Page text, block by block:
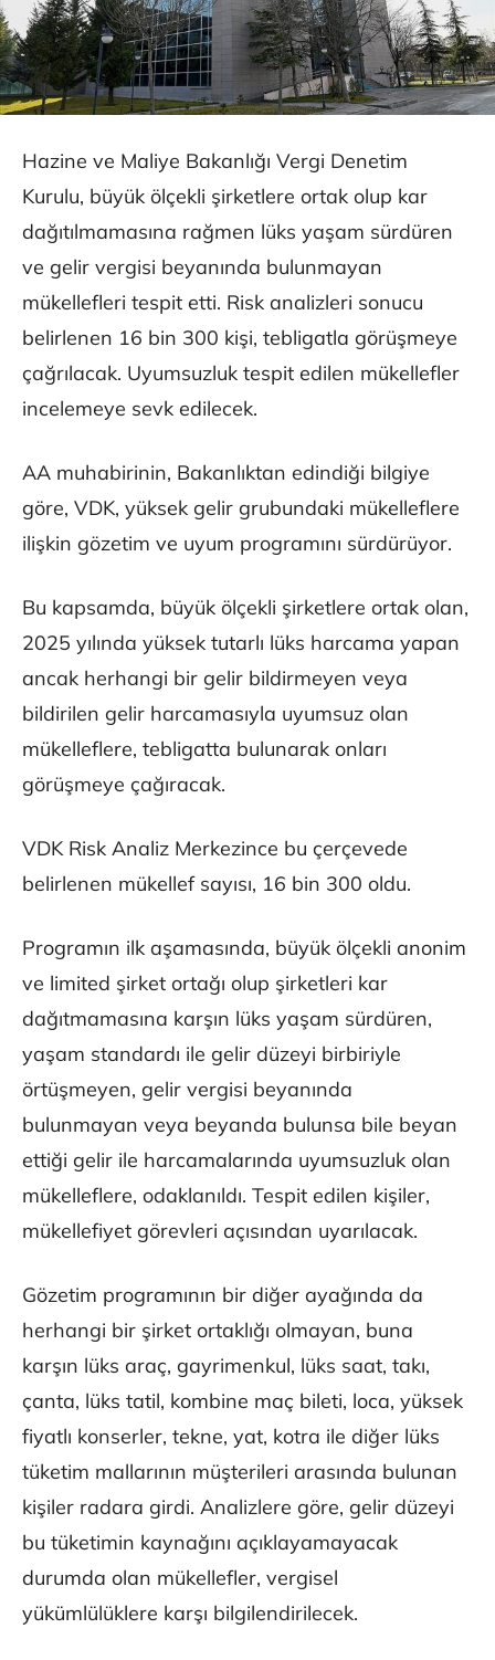
Hazine ve Maliye Bakanlığı Vergi Denetim
Kurulu, büyük ölçekli şirketlere ortak olup kar
dağıtılmamasına rağmen lüks yaşam sürdüren
ve gelir vergisi beyanında bulunmayan
mükellefleri tespit etti. Risk analizleri sonucu
belirlenen 16 bin 300 kişi, tebligatla görüşmeye
çağrılacak. Uyumsuzluk tespit edilen mükellefler
incelemeye sevk edilecek.
AA muhabirinin, Bakanlıktan edindiği bilgiye
göre, VDK, yüksek gelir grubundaki mükelleflere
ilişkin gözetim ve uyum programını sürdürüyor.
Bu kapsamda, büyük ölçekli şirketlere ortak olan,
2025 yılında yüksek tutarlı lüks harcama yapan
ancak herhangi bir gelir bildirmeyen veya
bildirilen gelir harcamasıyla uyumsuz olan
mükelleflere, tebligatta bulunarak onları
görüşmeye çağıracak.
VDK Risk Analiz Merkezince bu çerçevede
belirlenen mükellef sayısı, 16 bin 300 oldu.
Programın ilk aşamasında, büyük ölçekli anonim
ve limited şirket ortağı olup şirketleri kar
dağıtmamasına karşın lüks yaşam sürdüren,
yaşam standardı ile gelir düzeyi birbiriyle
örtüşmeyen, gelir vergisi beyanında
bulunmayan veya beyanda bulunsa bile beyan
ettiği gelir ile harcamalarında uyumsuzluk olan
mükelleflere, odaklanıldı. Tespit edilen kişiler,
mükellefiyet görevleri açısından uyarılacak.
Gözetim programının bir diğer ayağında da
herhangi bir şirket ortaklığı olmayan, buna
karşın lüks araç, gayrimenkul, lüks saat, takı,
çanta, lüks tatil, kombine maç bileti, loca, yüksek
fiyatlı konserler, tekne, yat, kotra ile diğer lüks
tüketim mallarının müşterileri arasında bulunan
kişiler radara girdi. Analizlere göre, gelir düzeyi
bu tüketimin kaynağını açıklayamayacak
durumda olan mükellefler, vergisel
yükümlülüklere karşı bilgilendirilecek.